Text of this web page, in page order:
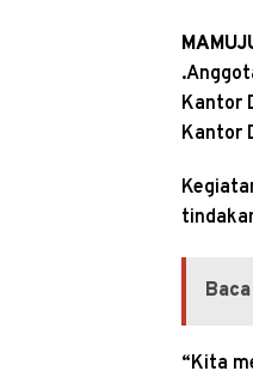
Kantor
Kantor
“Kita